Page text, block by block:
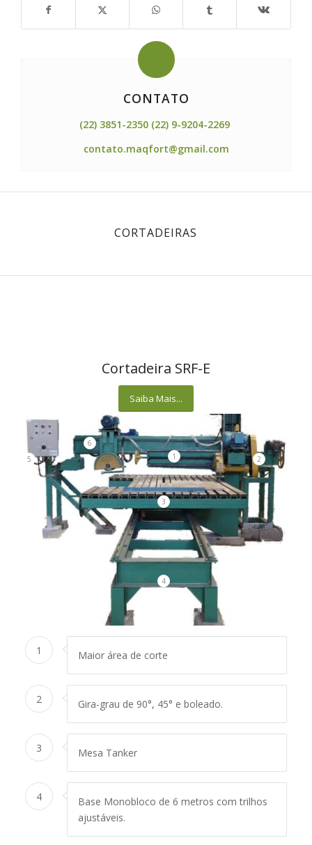
CONTATO
(22) 3851-2350 (22) 9-9204-2269
contato.maqfort@gmail.com
CORTADEIRAS
Cortadeira SRF-E
Saiba Mais...
1 2
3
4
5
6
1 Maior área de corte
2 Gira-grau de 90°, 45° e boleado.
3 Mesa Tanker
4
Base Monobloco de 6 metros com trilhos
ajustáveis.